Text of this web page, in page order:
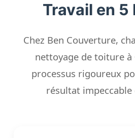
Travail en 5
Chez Ben Couverture,
nettoyage de toiture à
processus rigoureux
résultat